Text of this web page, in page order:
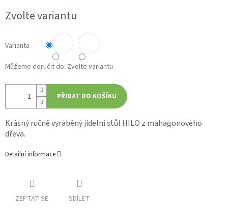
cena:
Zvolte variantu
Varianta
Můžeme doručit do: Zvolte variantu
PŘIDAT DO KOŠÍKU
Krásný ručně vyráběný jídelní stůl HILO z mahagonového
dřeva.
Detailní informace
ZEPTAT SE SDÍLET